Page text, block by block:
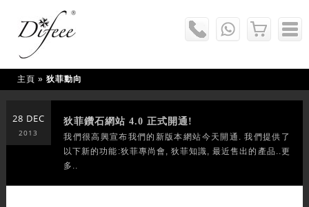
主頁 » 狄菲動向
28 DEC
2013
狄菲鑽石網站 4.0 正式開通!
我們很高興宣布我們的新版本網站今天開通. 我們提供了
以下新的功能:狄菲專尚會, 狄菲知識, 最近售出的產品..更
多..